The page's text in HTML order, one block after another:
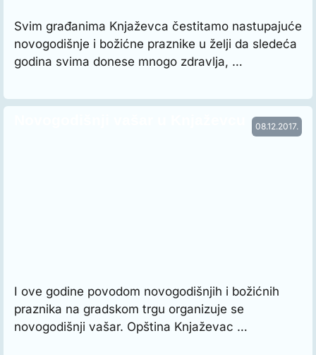
Svim građanima Knjaževca čestitamo nastupajuće
novogodišnje i božićne praznike u želji da sledeća
godina svima donese mnogo zdravlja, …
08.12.2017.
I ove godine povodom novogodišnjih i božićnih
praznika na gradskom trgu organizuje se
novogodišnji vašar. Opština Knjaževac …